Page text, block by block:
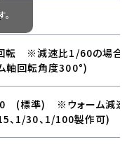
転 ※減速比1/60の場合
軸回転角度300°)
(標準) ※ウォーム減速
、1/30、1/100製作可)